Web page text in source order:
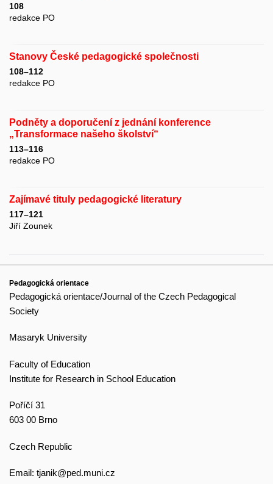
108
redakce PO
Stanovy České pedagogické společnosti
108–112
redakce PO
Podněty a doporučení z jednání konference
„Transformace našeho školství“
113–116
redakce PO
Zajímavé tituly pedagogické literatury
117–121
Jiří Zounek
Pedagogická orientace
Pedagogická orientace/Journal of the Czech Pedagogical
Society
Masaryk University
Faculty of Education
Institute for Research in School Education
Poříčí 31
603 00 Brno
Czech Republic
Email: tjanik@ped.muni.cz